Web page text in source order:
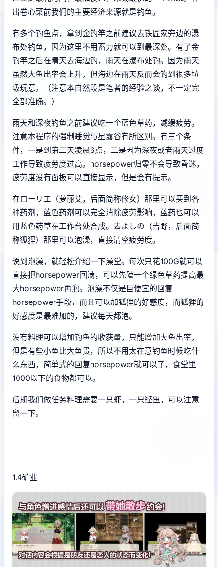
出卷心菜前我们的主要经济来源就是钓鱼。
有多个钓鱼点，拿到金钓竿之前建议去铁匠家旁边的瀑
布处钓鱼，因为这里不用蓄力就可以到最深处。有了金
钓竿之后在晴天去海边钓，雨天在瀑布处钓。因为雨天
虽然大鱼出率会上升，但海边在雨天反而会钓到很多垃
圾玩意。（注意本自然段是笔者的经验之谈，不一定完
全部准确。）
雨天和深夜钓鱼之前建议吃一个蓝色草药，减缓疲劳。
注意本程序的强制睡觉与星露谷有所区别。有三个条
件，一是到第二天凌晨6点，二是因为深夜或者雨天过度
工作导致疲劳度过高。horsepower归零不会导致昏迷，
疲劳度没有面板可以直接显示，但是会有提示。
在ローリエ（萝丽艾，后面简称修女）那里可以买到各
种药剂，蓝色药剂可以完全消除疲劳影响，蓝药也可以
用蓝色药草在工作台处合成。去よしの（吉野，后面简
称狐狸）那里可以泡澡，直接清空疲劳度。
说到泡澡，就轻松介绍一下澡堂。每次只花100G就可以
直接把horsepower回满，可以先磕一个绿色草药提高最
大horsepower再泡。泡澡不仅是巨便宜的回复
horsepower手段，而且可以加狐狸的好感度，而狐狸的
好感度是最难加的，建议每天都泡。
没有料理可以增加钓鱼的收获量，只能增加大鱼出率，
但是有些小鱼比大鱼贵，所以不用太在意钓鱼时候吃什
么东西，简单式的回复horsepower就可以了，食堂里
1000以下的食物都可以。
后期我们做任务料理需要一只虾，一只鲣鱼，可以注意
留一下。
1.4矿业